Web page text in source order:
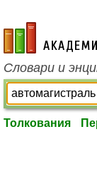
academic.ru
Словари и
Толкования